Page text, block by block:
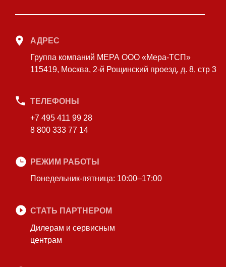
АДРЕС
Группа компаний МЕРА ООО «Мера-ТСП»
115419, Москва, 2-й Рощинский проезд, д. 8, стр 3
ТЕЛЕФОНЫ
+7 495 411 99 28
8 800 333 77 14
РЕЖИМ РАБОТЫ
Понедельник-пятница: 10:00–17:00
СТАТЬ ПАРТНЕРОМ
Дилерам и сервисным
центрам